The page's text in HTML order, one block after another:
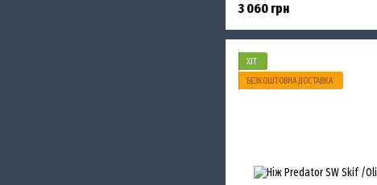
3 060 грн
ХІТ
БЕЗКОШТОВНА ДОСТАВКА